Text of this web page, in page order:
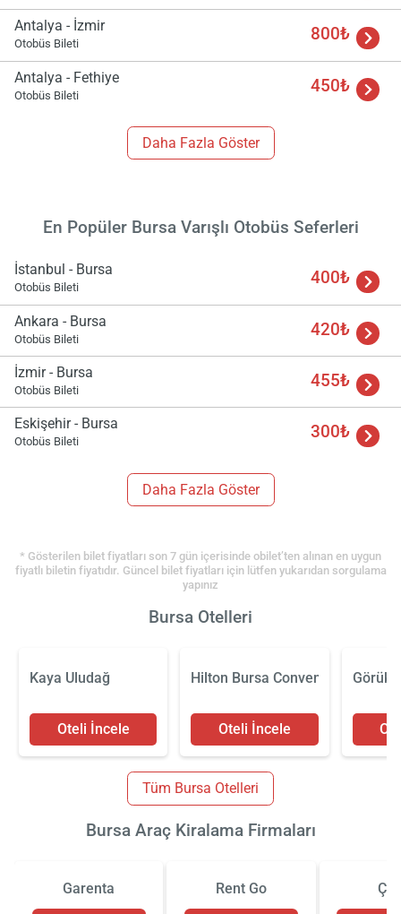
Antalya - İzmir
Otobüs Bileti 800₺
Antalya - Fethiye
Otobüs Bileti 450₺
Daha Fazla Göster
En Popüler Bursa Varışlı Otobüs Seferleri
İstanbul - Bursa
Otobüs Bileti 400₺
Ankara - Bursa
Otobüs Bileti 420₺
İzmir - Bursa
Otobüs Bileti 455₺
Eskişehir - Bursa
Otobüs Bileti 300₺
Daha Fazla Göster
* Gösterilen bilet fiyatları son 7 gün içerisinde obilet’ten alınan en uygun
fiyatlı biletin fiyatıdır. Güncel bilet fiyatları için lütfen yukarıdan sorgulama
yapınız
Bursa Otelleri
Kaya Uludağ
Oteli İncele
Hilton Bursa Convention Center
Oteli İncele
Tüm Bursa Otelleri
Bursa Araç Kiralama Firmaları
Garenta Rent Go